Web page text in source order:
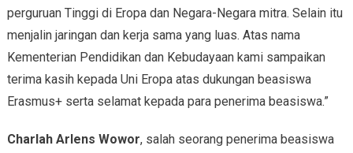
perguruan Tinggi di Eropa dan Negara-Negara mitra. Selain itu
menjalin jaringan dan kerja sama yang luas. Atas nama
Kementerian Pendidikan dan Kebudayaan kami sampaikan
terima kasih kepada Uni Eropa atas dukungan beasiswa
Erasmus+ serta selamat kepada para penerima beasiswa.”
Charlah Arlens Wowor, salah seorang penerima beasiswa